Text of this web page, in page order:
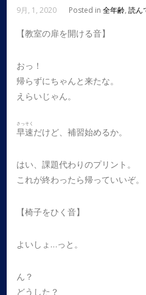
9月, 1, 2020 Posted in全年齢,読ん
【教室の扉を開ける音】
おっ！
帰らずにちゃんと来たな。
えらいじゃん。
早速
さっそく
だけど、補習始めるか。
はい、課題代わりのプリント。
これが終わったら帰っていいぞ。
【椅子をひく音】
よいしょ…っと。
ん？
どうした？